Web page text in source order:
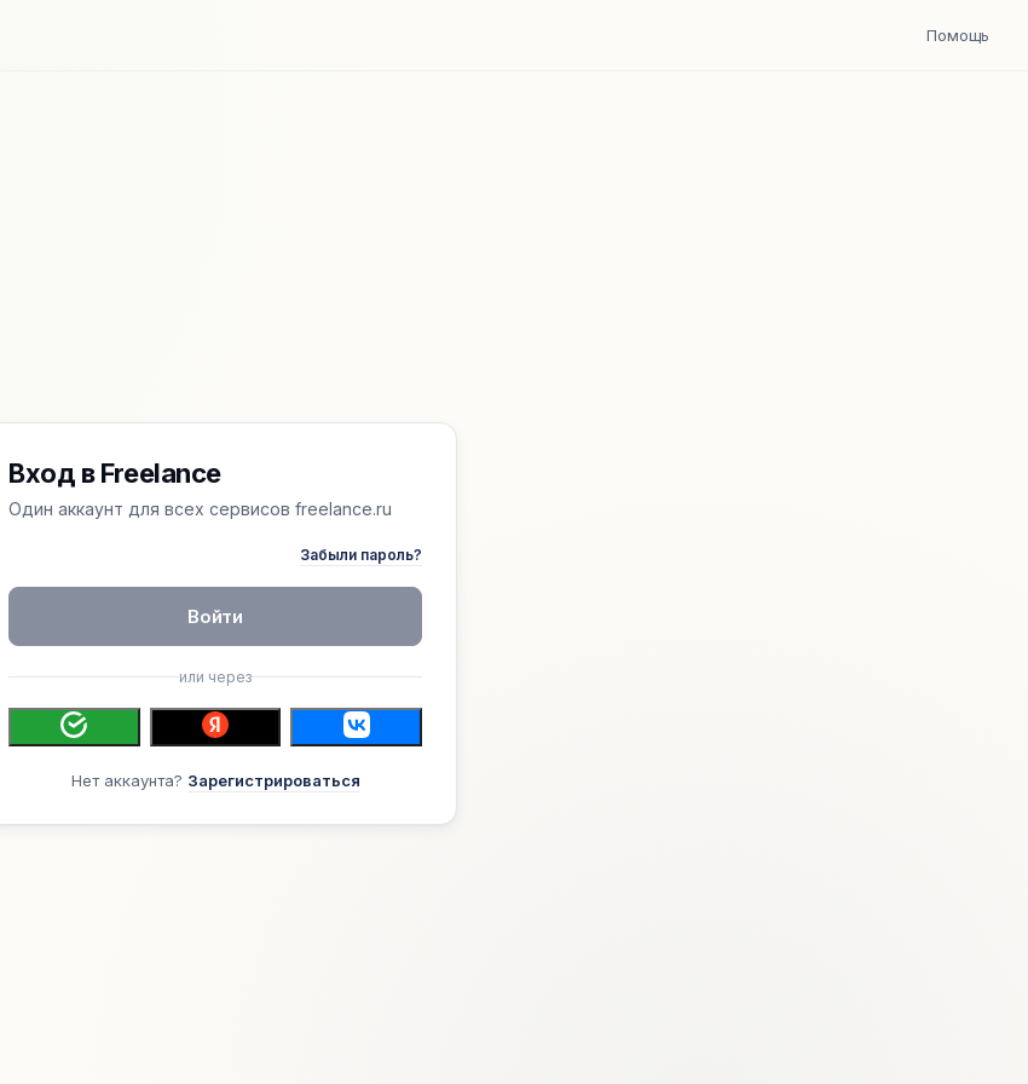
Помощь
Вход в Freelance
Один аккаунт для всех сервисов freelance.ru
Забыли пароль?
Войти
или через
Нет аккаунта? Зарегистрироваться